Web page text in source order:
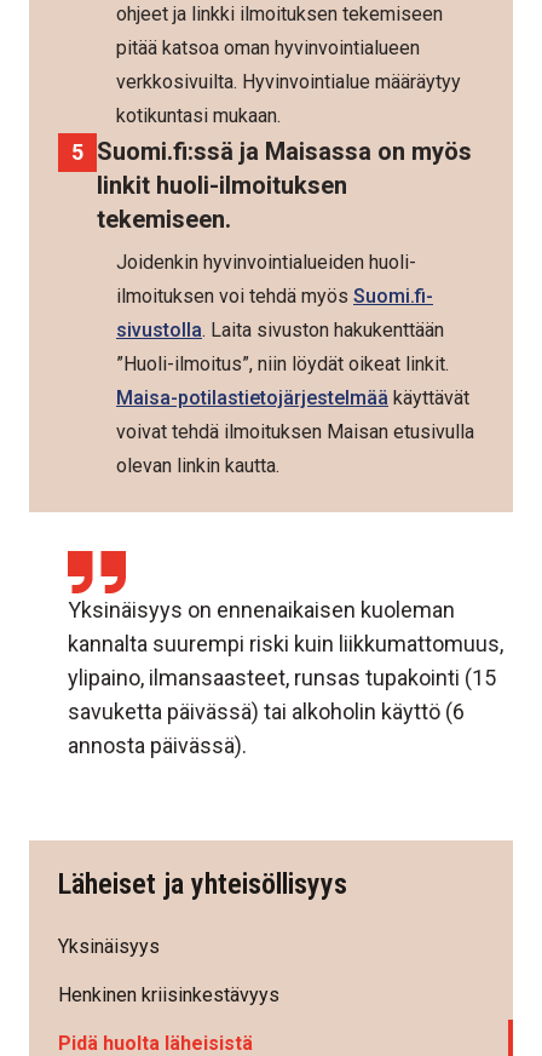
ohjeet ja linkki ilmoituksen tekemiseen
pitää katsoa oman hyvinvointialueen
verkkosivuilta. Hyvinvointialue määräytyy
kotikuntasi mukaan.
Suomi.fi:ssä ja Maisassa on myös
linkit huoli-ilmoituksen
tekemiseen.
Joidenkin hyvinvointialueiden huoli-
ilmoituksen voi tehdä myös Suomi.fi-
sivustolla. Laita sivuston hakukenttään
”Huoli-ilmoitus”, niin löydät oikeat linkit.
Maisa-potilastietojärjestelmää käyttävät
voivat tehdä ilmoituksen Maisan etusivulla
olevan linkin kautta.
Yksinäisyys on ennenaikaisen kuoleman
kannalta suurempi riski kuin liikkumattomuus,
ylipaino, ilmansaasteet, runsas tupakointi (15
savuketta päivässä) tai alkoholin käyttö (6
annosta päivässä).
Läheiset ja yhteisöllisyys
Yksinäisyys
Henkinen kriisinkestävyys
Pidä huolta läheisistä